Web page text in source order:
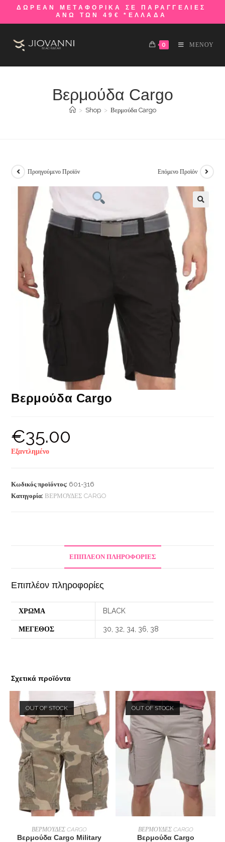
ΔΩΡΕΑΝ ΜΕΤΑΦΟΡΙΚΑ ΣΕ ΠΑΡΑΓΓΕΛΙΕΣ
ΑΝΩ ΤΩΝ 49€ *ΕΛΛΑΔΑ
0 ΜΕΝΟΥ
Βερμούδα Cargo
> Shop > Βερμούδα Cargo
Προηγούμενο Προϊόν Επόμενο Προϊόν
Βερμούδα Cargo
€35.00
Εξαντλημένο
Κωδικός προϊόντος: 601-316
Κατηγορία: ΒΕΡΜΟΥΔΕΣ CARGO
ΕΠΙΠΛΈΟΝ ΠΛΗΡΟΦΟΡΊΕΣ
Επιπλέον πληροφορίες
ΧΡΩΜΑ BLACK
ΜΕΓΕΘΟΣ 30, 32, 34, 36, 38
Σχετικά προϊόντα
OUT OF STOCK
ΔΙΑΒΆΣΤΕ ΠΕΡΙΣΣΌΤΕΡΑ
ΒΕΡΜΟΥΔΕΣ CARGO
Βερμούδα Cargo Military
OUT OF STOCK
ΔΙΑΒΆΣΤΕ ΠΕΡΙΣΣΌΤΕΡΑ
ΒΕΡΜΟΥΔΕΣ CARGO
Βερμούδα Cargo